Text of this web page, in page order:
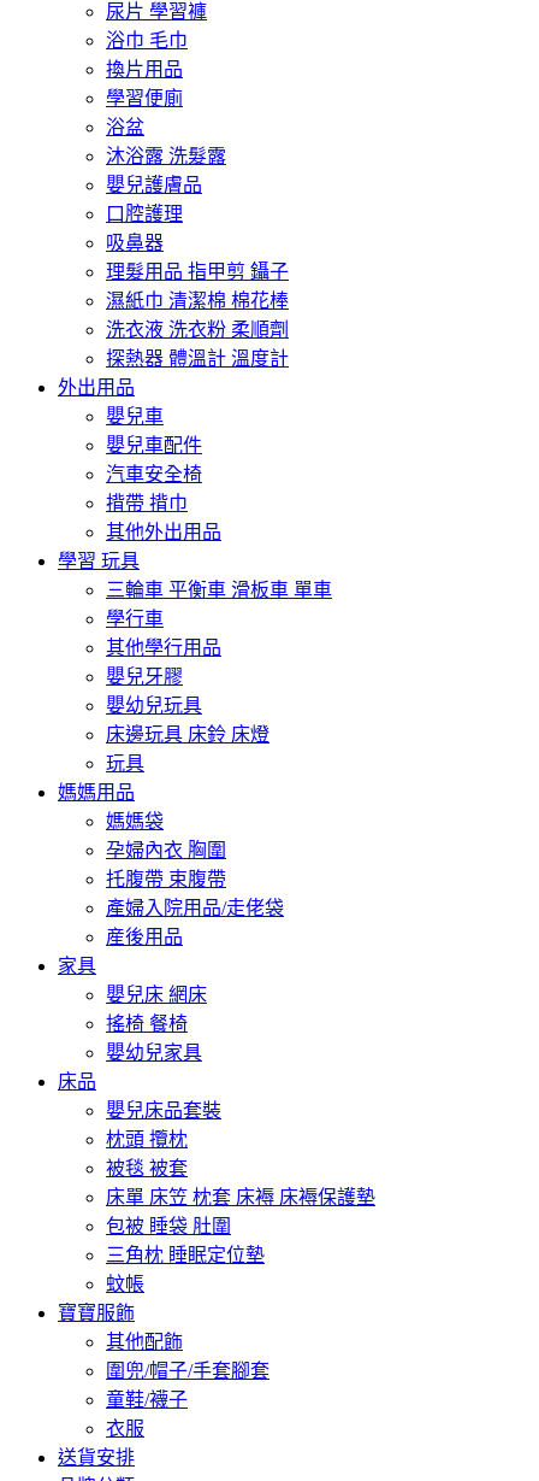
尿片 學習褲
浴巾 毛巾
換片用品
學習便廁
浴盆
沐浴露 洗髮露
嬰兒護膚品
口腔護理
吸鼻器
理髮用品 指甲剪 鑷子
濕紙巾 清潔棉 棉花棒
洗衣液 洗衣粉 柔順劑
探熱器 體溫計 溫度計
外出用品
嬰兒車
嬰兒車配件
汽車安全椅
揹帶 揹巾
其他外出用品
學習 玩具
三輪車 平衡車 滑板車 單車
學行車
其他學行用品
嬰兒牙膠
嬰幼兒玩具
床邊玩具 床鈴 床燈
玩具
媽媽用品
媽媽袋
孕婦內衣 胸圍
托腹帶 束腹帶
產婦入院用品/走佬袋
産後用品
家具
嬰兒床 網床
搖椅 餐椅
嬰幼兒家具
床品
嬰兒床品套裝
枕頭 攬枕
被毯 被套
床單 床笠 枕套 床褥 床褥保護墊
包被 睡袋 肚圍
三角枕 睡眠定位墊
蚊帳
寶寶服飾
其他配飾
圍兜/帽子/手套腳套
童鞋/襪子
衣服
送貨安排